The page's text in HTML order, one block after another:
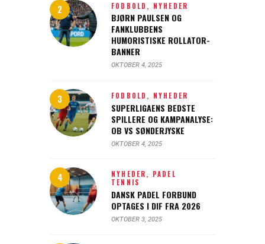
FODBOLD, NYHEDER
BJØRN PAULSEN OG
FANKLUBBENS
HUMORISTISKE ROLLATOR-
BANNER
OKTOBER 4, 2025
FODBOLD, NYHEDER
SUPERLIGAENS BEDSTE
SPILLERE OG KAMPANALYSE:
OB VS SØNDERJYSKE
OKTOBER 4, 2025
NYHEDER, PADEL
TENNIS
DANSK PADEL FORBUND
OPTAGES I DIF FRA 2026
OKTOBER 3, 2025